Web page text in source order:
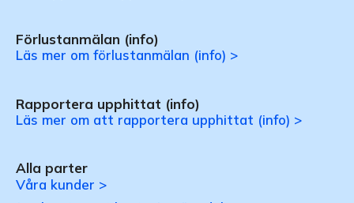
Förlustanmälan (info)
Läs mer om förlustanmälan (info) >
Rapportera upphittat (info)
Läs mer om att rapportera upphittat (info) >
Alla parter
Våra kunder >